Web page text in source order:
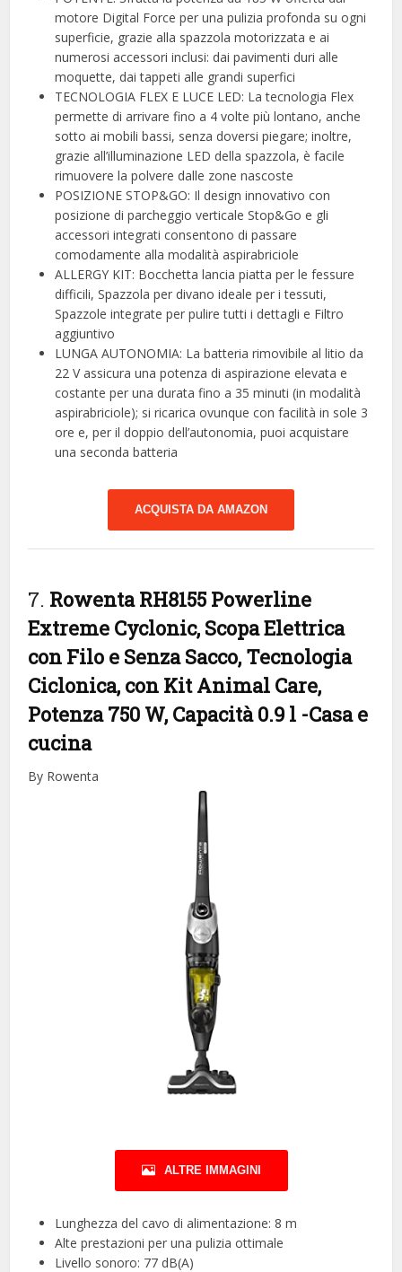
motore Digital Force per una pulizia profonda su ogni
superficie, grazie alla spazzola motorizzata e ai
numerosi accessori inclusi: dai pavimenti duri alle
moquette, dai tappeti alle grandi superfici
TECNOLOGIA FLEX E LUCE LED: La tecnologia Flex
permette di arrivare fino a 4 volte più lontano, anche
sotto ai mobili bassi, senza doversi piegare; inoltre,
grazie all’illuminazione LED della spazzola, è facile
rimuovere la polvere dalle zone nascoste
POSIZIONE STOP&GO: Il design innovativo con
posizione di parcheggio verticale Stop&Go e gli
accessori integrati consentono di passare
comodamente alla modalità aspirabriciole
ALLERGY KIT: Bocchetta lancia piatta per le fessure
difficili, Spazzola per divano ideale per i tessuti,
Spazzole integrate per pulire tutti i dettagli e Filtro
aggiuntivo
LUNGA AUTONOMIA: La batteria rimovibile al litio da
22 V assicura una potenza di aspirazione elevata e
costante per una durata fino a 35 minuti (in modalità
aspirabriciole); si ricarica ovunque con facilità in sole 3
ore e, per il doppio dell’autonomia, puoi acquistare
una seconda batteria
ACQUISTA DA AMAZON
7. Rowenta RH8155 Powerline
Extreme Cyclonic, Scopa Elettrica
con Filo e Senza Sacco, Tecnologia
Ciclonica, con Kit Animal Care,
Potenza 750 W, Capacità 0.9 l -Casa e
cucina
By Rowenta
ALTRE IMMAGINI
Lunghezza del cavo di alimentazione: 8 m
Alte prestazioni per una pulizia ottimale
Livello sonoro: 77 dB(A)